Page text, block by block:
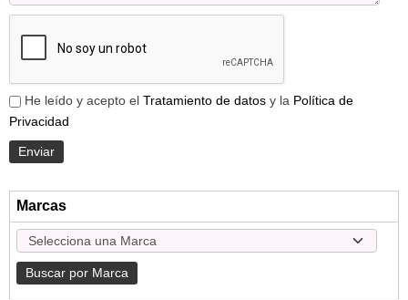
Marcas
He leído y acepto el Tratamiento de datos y la Política de
Privacidad